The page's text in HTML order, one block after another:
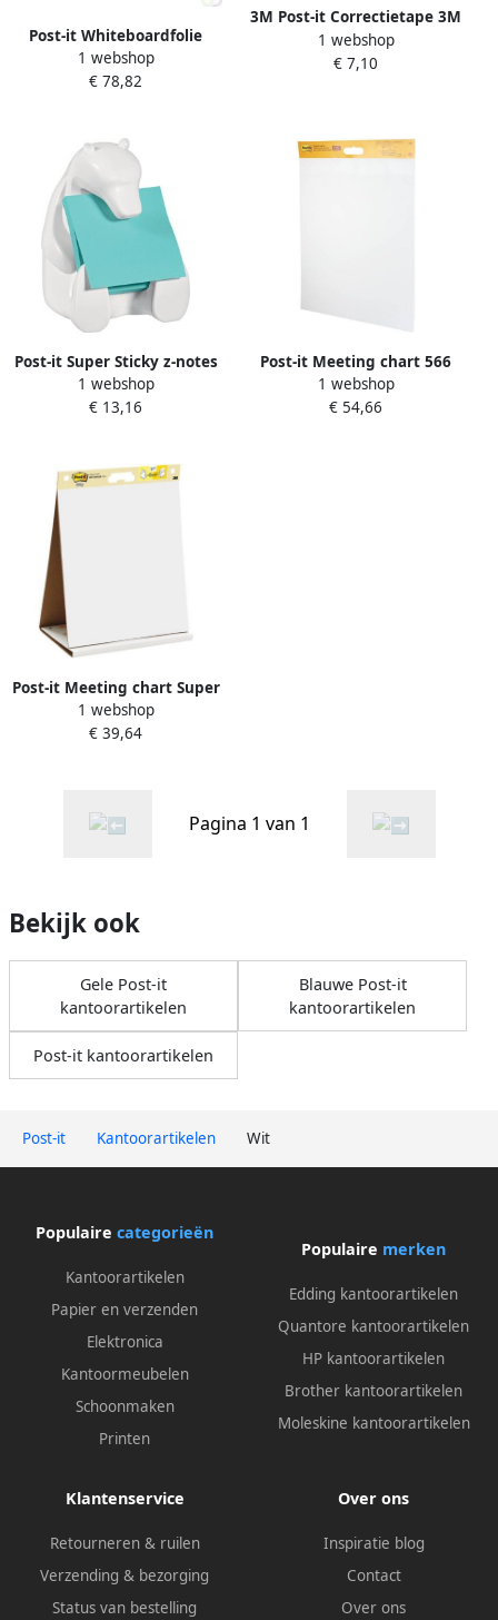
Post-it Kantoorartikelen Wit
Post-it Whiteboardfolie
Super Sticky Flex Write
Surface 60 9x91 4cm wit
1 webshop
€ 78,82
3M Post-it Correctietape 3M
Post it 658D 25.4mmx18m
6regels dispenser
1 webshop
€ 7,10
Post-it Super Sticky z-notes
dispenser beer voor ft 76 x
76 met 1 blok van 90
1 webshop
€ 13,16
Post-it Meeting chart 566
Super Sticky 50.8x58.4cm
wit incl Command
1 webshop
€ 54,66
Post-it Meeting chart Super
Sticky 563 50.8x58.4cm wit
20 vel
1 webshop
€ 39,64
Pagina 1 van 1
Bekijk ook
Gele Post-it
kantoorartikelen
Blauwe Post-it
kantoorartikelen
Post-it kantoorartikelen
Populaire categorieën
Kantoorartikelen
Papier en verzenden
Elektronica
Kantoormeubelen
Schoonmaken
Printen
Populaire merken
Edding kantoorartikelen
Quantore kantoorartikelen
HP kantoorartikelen
Brother kantoorartikelen
Moleskine kantoorartikelen
Klantenservice
Retourneren & ruilen
Verzending & bezorging
Status van bestelling
Over ons
Inspiratie blog
Contact
Over ons